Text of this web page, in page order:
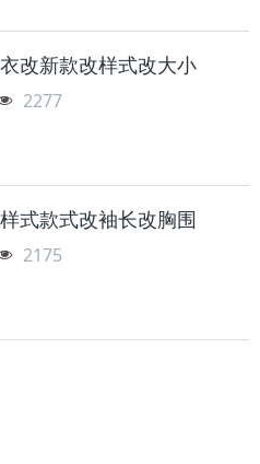
改新款改样式改大小
2277
式款式改袖长改胸围
2175